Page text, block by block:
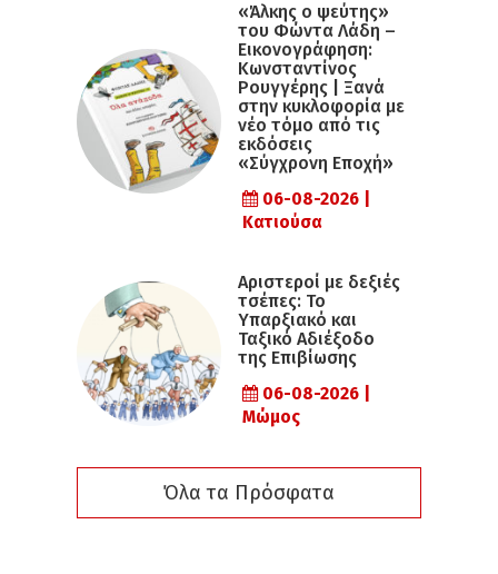
«Άλκης ο ψεύτης»
του Φώντα Λάδη –
Εικονογράφηση:
Κωνσταντίνος
Ρουγγέρης | Ξανά
στην κυκλοφορία με
νέο τόμο από τις
εκδόσεις
«Σύγχρονη Εποχή»
06-08-2026 |
Κατιούσα
Αριστεροί με δεξιές
τσέπες: Το
Υπαρξιακό και
Ταξικό Αδιέξοδο
της Επιβίωσης
06-08-2026 |
Μώμος
Όλα τα Πρόσφατα